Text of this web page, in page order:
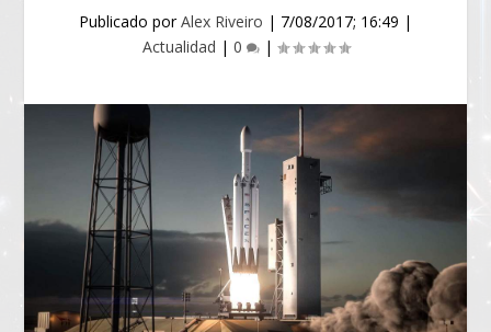
Publicado porAlex Riveiro | 7/08/2017; 16:49 |
Actualidad | 0 |